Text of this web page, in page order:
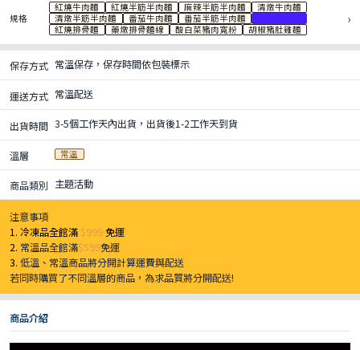
規格
紅燒牛肉麵 紅燒半筋半肉麵 麻辣半筋半肉麵
清燉牛肉麵
清燉半筋半肉麵
番茄牛肉麵 番茄半筋半肉麵
紅燒排骨麵
藥燉排骨麵線 酸白菜豬肉寬粉 胡椒豬肚雞麵
›
保存方式 常溫保存，保存時間依包裝標示
運送方式 常溫配送
出貨時間 3-5個工作天內出貨，出貨後1-2工作天到貨
溫層 常溫
商品類別 主題活動
注意事項
1. 冷凍品全館滿 $999免運
2. 常溫品全館滿$599免運
3.低溫、常溫商品將分開計算運費與配送
若同時購買了不同溫層的商品，為求品質將分開配送!
商品介紹